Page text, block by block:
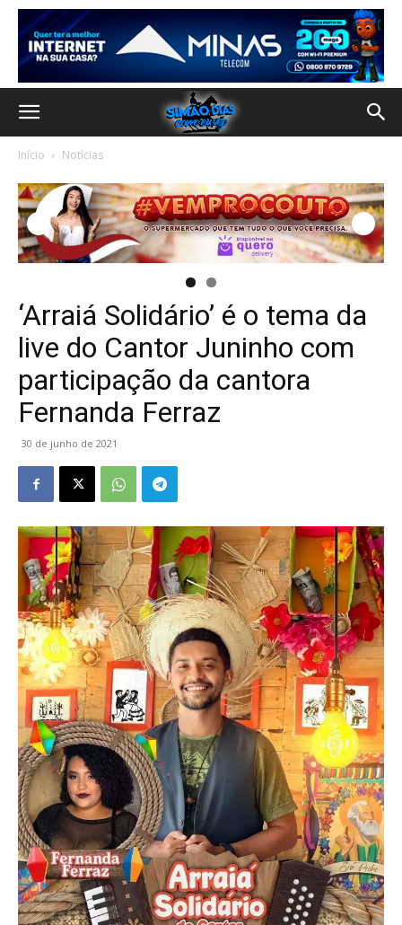
Início Notícias
‘Arraiá Solidário’ é o tema da
live do Cantor Juninho com
participação da cantora
Fernanda Ferraz
30 de junho de 2021